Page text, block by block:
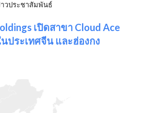
าวประชาสัมพันธ์
เปิดสาขา Cloud Ace
ประเทศจีน และฮ่องกง